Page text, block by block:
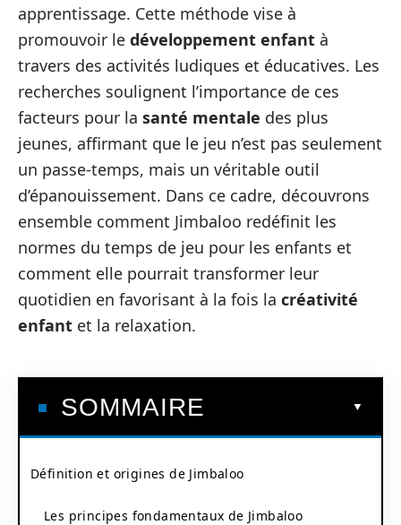
apprentissage. Cette méthode vise à
promouvoir le développement enfant à
travers des activités ludiques et éducatives. Les
recherches soulignent l’importance de ces
facteurs pour la santé mentale des plus
jeunes, affirmant que le jeu n’est pas seulement
un passe-temps, mais un véritable outil
d’épanouissement. Dans ce cadre, découvrons
ensemble comment Jimbaloo redéfinit les
normes du temps de jeu pour les enfants et
comment elle pourrait transformer leur
quotidien en favorisant à la fois la créativité
enfant et la relaxation.
SOMMAIRE
Définition et origines de Jimbaloo
Les principes fondamentaux de Jimbaloo